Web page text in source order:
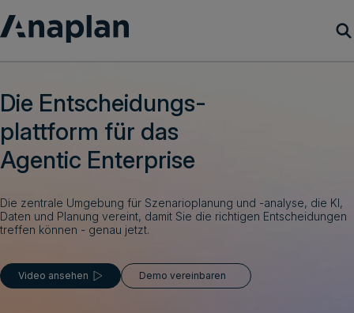
Customer Success
Ressourcen
Unternehmen
Demo vereinbaren
Die Entscheidungs-
plattform für das
Agentic Enterprise
Die zentrale Umgebung für Szenarioplanung und -analyse, die KI,
Daten und Planung vereint, damit Sie die richtigen Entscheidungen
treffen können - genau jetzt.
Video ansehen Demo vereinbaren